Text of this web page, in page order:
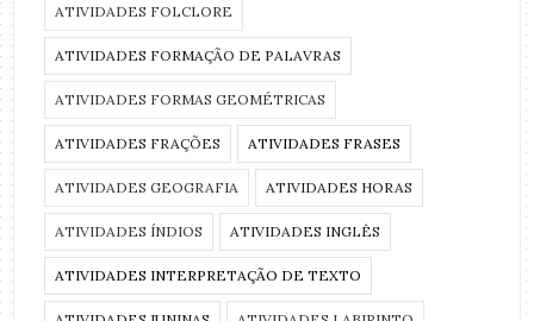
ATIVIDADES FOLCLORE
ATIVIDADES FORMAÇÃO DE PALAVRAS
ATIVIDADES FORMAS GEOMÉTRICAS
ATIVIDADES FRAÇÕES ATIVIDADES FRASES
ATIVIDADES GEOGRAFIA ATIVIDADES HORAS
ATIVIDADES ÍNDIOS ATIVIDADES INGLÊS
ATIVIDADES INTERPRETAÇÃO DE TEXTO